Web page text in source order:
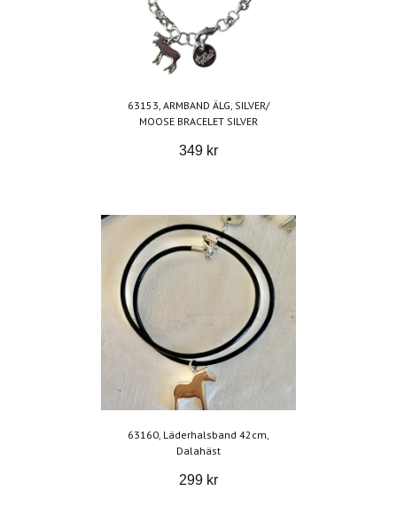
63153, ARMBAND ÄLG, SILVER/
MOOSE BRACELET SILVER
349 kr
63160, Läderhalsband 42cm,
Dalahäst
299 kr